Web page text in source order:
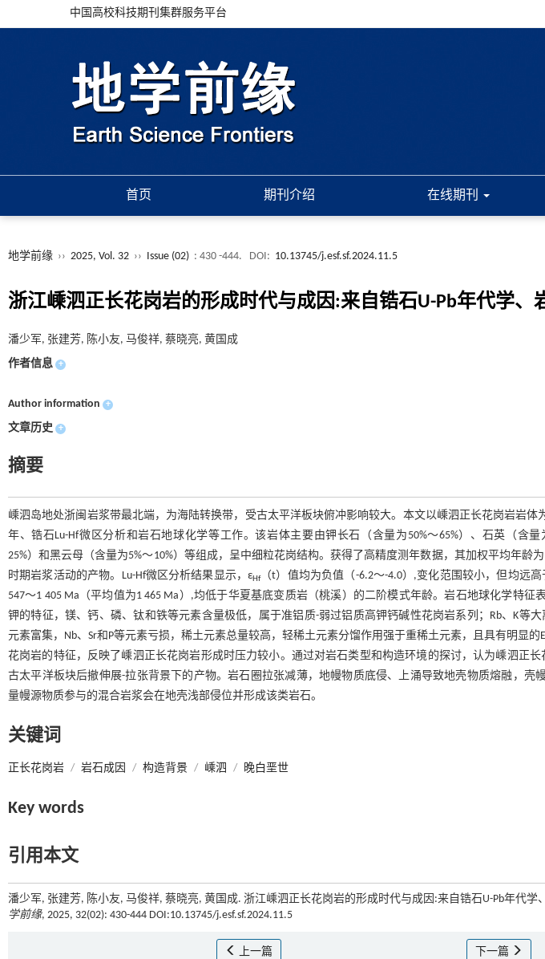
中国高校科技期刊集群服务平台
首页 期刊介绍 在线期刊
地学前缘 ›› 2025, Vol. 32 ›› Issue (02) : 430 -444. DOI: 10.13745/j.esf.sf.2024.11.5
浙江嵊泗正长花岗岩的形成时代与成因:来自锆石U-Pb年代学、
潘少军, 张建芳, 陈小友, 马俊祥, 蔡晓亮, 黄国成
作者信息 +
Author information +
文章历史 +
摘要
嵊泗岛地处浙闽岩浆带最北端，为海陆转换带，受古太平洋板块俯冲影响较大。本文以嵊泗正长花岗岩岩体
年、锆石Lu-Hf微区分析和岩石地球化学等工作。该岩体主要由钾长石（含量为50%～65%）、石英（含量
25%）和黑云母（含量为5%～10%）等组成，呈中细粒花岗结构。获得了高精度测年数据，其加权平均年龄
时期岩浆活动的产物。Lu-Hf微区分析结果显示，εHf（t）值均为负值（-6.2～-4.0）,变化范围较小，但均远
547～1 405 Ma（平均值为1 465 Ma）,均低于华夏基底变质岩（桃溪）的二阶模式年龄。岩石地球化学特征
钾的特征，镁、钙、磷、钛和铁等元素含量极低，属于准铝质-弱过铝质高钾钙碱性花岗岩系列；Rb、K等
元素富集，Nb、Sr和P等元素亏损，稀土元素总量较高，轻稀土元素分馏作用强于重稀土元素，且具有明显的
花岗岩的特征，反映了嵊泗正长花岗岩形成时压力较小。通过对岩石类型和构造环境的探讨，认为嵊泗正
古太平洋板块后撤伸展-拉张背景下的产物。岩石圈拉张减薄，地幔物质底侵、上涌导致地壳物质熔融，壳
量幔源物质参与的混合岩浆会在地壳浅部侵位并形成该类岩石。
关键词
正长花岗岩 / 岩石成因 / 构造背景 / 嵊泗 / 晚白垩世
Key words
引用本文
潘少军, 张建芳, 陈小友, 马俊祥, 蔡晓亮, 黄国成. 浙江嵊泗正长花岗岩的形成时代与成因:来自锆石U-Pb年代学
学前缘, 2025, 32(02): 430-444 DOI:10.13745/j.esf.sf.2024.11.5
上一篇 下一篇